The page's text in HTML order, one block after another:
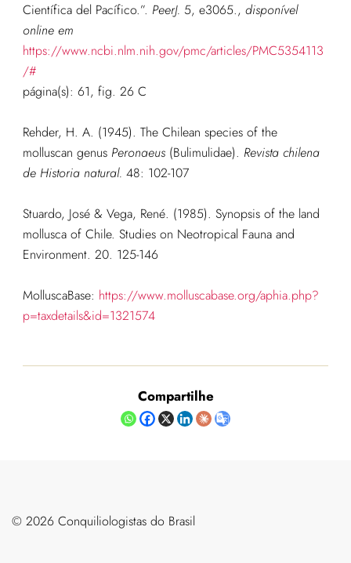
Científica del Pacífico.”. PeerJ. 5, e3065., disponível
online em
https://www.ncbi.nlm.nih.gov/pmc/articles/PMC5354113
/#
página(s): 61, fig. 26 C
Rehder, H. A. (1945). The Chilean species of the
molluscan genus Peronaeus(Bulimulidae). Revista chilena
de Historia natural. 48: 102-107
Stuardo, José & Vega, René. (1985). Synopsis of the land
mollusca of Chile. Studies on Neotropical Fauna and
Environment. 20. 125-146
MolluscaBase: https://www.molluscabase.org/aphia.php?
p=taxdetails&id=1321574
Compartilhe
©️ 2026 Conquiliologistas do Brasil